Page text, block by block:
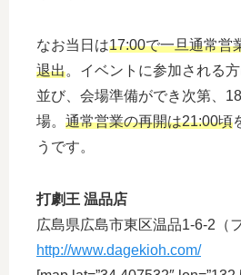
なお当日は17:00で一旦通常営
退出。イベントに参加される
並び、会場準備ができ次第、
場。 通常営業の再開は21:00頃
うです。
打劇王 温品店
広島県広島市東区温品1-6-2（
http://www.dagekioh.com/